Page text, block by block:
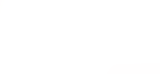
अमेरिका में
मारकर